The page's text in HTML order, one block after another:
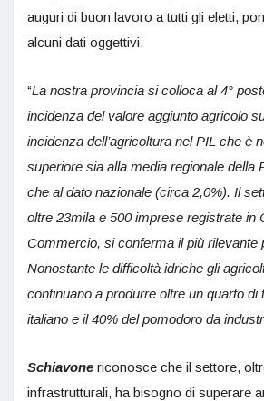
auguri di buon lavoro a tutti gli eletti,
alcuni dati oggettivi.
“La nostra provincia si colloca al 4°
incidenza del valore aggiunto agricolo
incidenza dell’agricoltura nel PIL che è
superiore sia alla media regionale della
che al dato nazionale (circa 2,0%). Il
oltre 23mila e 500 imprese registrate in
Commercio, si conferma il più rilevante
Nonostante le difficoltà idriche gli
continuano a produrre oltre un quarto di
italiano e il 40% del pomodoro da
Schiavone riconosce che il settore,
infrastrutturali, ha bisogno di superare